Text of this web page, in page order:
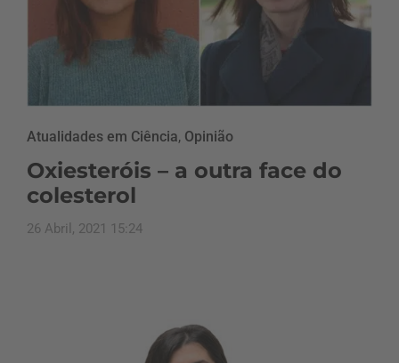
Atualidades em Ciência, Opinião
Oxiesteróis – a outra face do
colesterol
26 Abril, 2021 15:24